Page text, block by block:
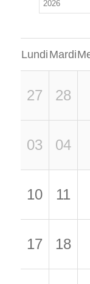
Lundi Mardi
27 28
03 04
10 11
17 18